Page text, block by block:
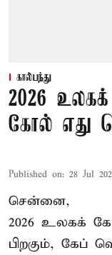
கால்பந்து
2026
கோல் எது
Published on: 28 Jul
சென்னை,
2026 உலகக்
பிறகும், கேப்